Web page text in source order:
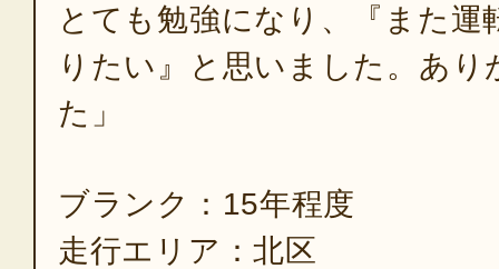
とても勉強になり、『また運
りたい』と思いました。あ
た」
ブランク：15年程度
走行エリア：北区